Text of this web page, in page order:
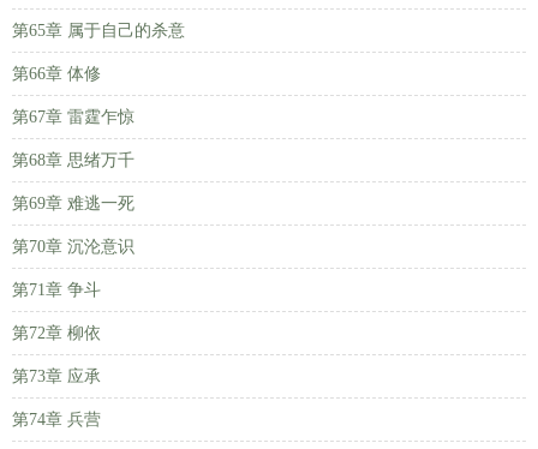
第65章 属于自己的杀意
第66章 体修
第67章 雷霆乍惊
第68章 思绪万千
第69章 难逃一死
第70章 沉沦意识
第71章 争斗
第72章 柳依
第73章 应承
第74章 兵营